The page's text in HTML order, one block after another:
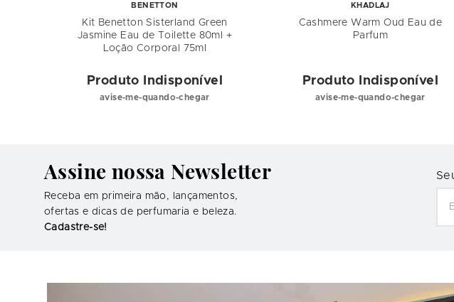
BENETTON
Kit Benetton Sisterland Green
Jasmine Eau de Toilette 80ml +
Loção Corporal 75ml
Produto Indisponível
avise-me-quando-chegar
KHADLAJ
Cashmere Warm Oud Eau de
Parfum
Produto Indisponível
avise-me-quando-chegar
Assine nossa Newsletter
Receba em primeira mão, lançamentos,
ofertas e dicas de perfumaria e beleza.
Cadastre-se!